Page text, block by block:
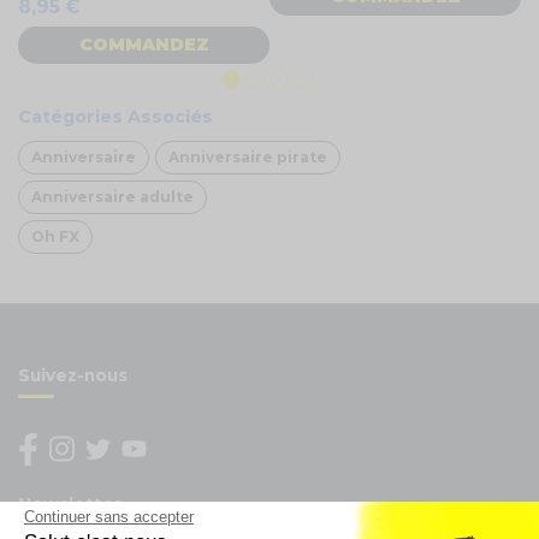
Continuer sans accepter
8,95 €
COMMANDEZ
Catégories Associés
Anniversaire Anniversaire pirate
Anniversaire adulte
Oh FX
Suivez-nous
Newsletter